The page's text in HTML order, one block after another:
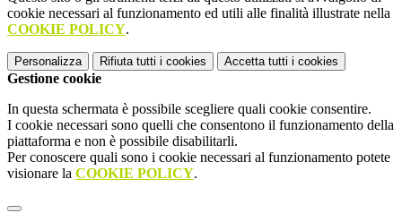
cookie necessari al funzionamento ed utili alle finalità illustrate nella
COOKIE POLICY.
Personalizza Rifiuta tutti i cookies Accetta tutti i cookies
Gestione cookie
In questa schermata è possibile scegliere quali cookie consentire.
I cookie necessari sono quelli che consentono il funzionamento della
piattaforma e non è possibile disabilitarli.
Per conoscere quali sono i cookie necessari al funzionamento potete
visionare la COOKIE POLICY.